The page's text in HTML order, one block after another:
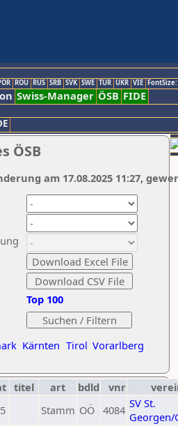
ROU RUS SRB SVK SWE TUR UKR VIE
Swiss-Manager ÖSB FIDE
ÖSB
Kärnten Tirol Vorarlberg
Top 100
am 17.08.2025 11:27,
titel art bdld vnr
Stamm OÖ 4084 SV St.
Georgen/